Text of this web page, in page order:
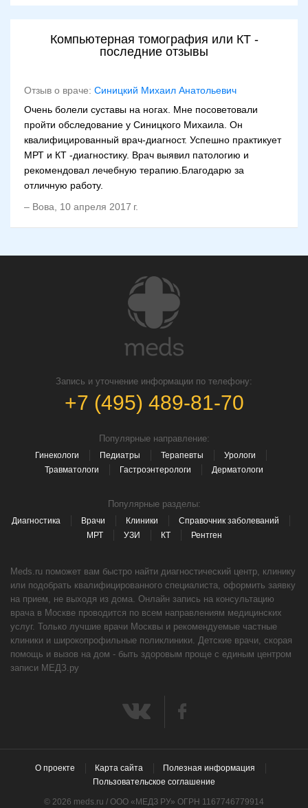
Компьютерная томография или КТ -
последние отзывы
Отзыв о враче: Синицкий Михаил Анатольевич
Очень болели суставы на ногах. Мне посоветовали
пройти обследование у Синицкого Михаила. Он
квалифицированный врач-диагност. Успешно практикует
МРТ и КТ -диагностику. Врач выявил патологию и
рекомендовал лечебную терапию.Благодарю за
отличную работу.
– Вова, 10 апреля 2017 г.
Запись и уточнение информации по телефону:
+7 (495) 489-81-70
Популярные направление:
Гинекологи Педиатры Терапевты
Урологи
Травматологи
Гастроэнтерологи Дерматологи
Популярные разделы:
Диагностика Врачи Клиники
Справочник заболеваний
МРТ
УЗИ КТ Рентген
Meds.ru поможет вам быстро найти диагностический центр, клинику
или подобрать квалифицированного специалиста, оформить заявку
на прием, не выходя из дома. Онлайн запись на консультацию
врача в Москве проводится по всем направлениям медицинских
услуг. Только лучшие врачи Москвы и рекомендуемые частные
клиники и широкопрофильные поликлиники. Детские врачи, скорая
помощь и вызов на дом - быть здоровым проще с единым центром
записи МЕДЗ.ру
О проекте Карта сайта
Полезная информация
Пользовательское соглашение
© 2026 meds.ru / ООО «МЕДЗ РУ» ОГРН 1167746779914